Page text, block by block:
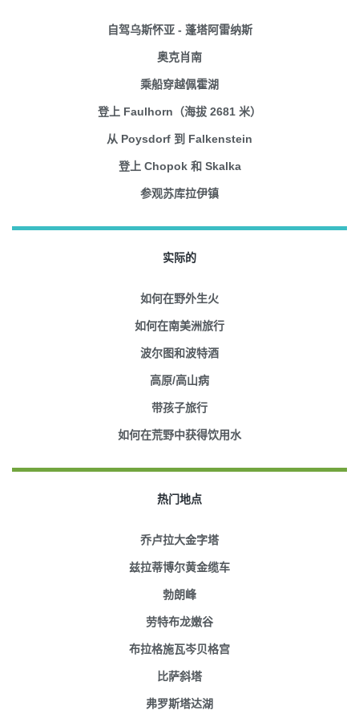
自驾乌斯怀亚 - 蓬塔阿雷纳斯
奥克肖南
乘船穿越佩霍湖
登上 Faulhorn（海拔 2681 米）
从 Poysdorf 到 Falkenstein
登上 Chopok 和 Skalka
参观苏库拉伊镇
实际的
如何在野外生火
如何在南美洲旅行
波尔图和波特酒
高原/高山病
带孩子旅行
如何在荒野中获得饮用水
热门地点
乔卢拉大金字塔
兹拉蒂博尔黄金缆车
勃朗峰
劳特布龙嫩谷
布拉格施瓦岑贝格宫
比萨斜塔
弗罗斯塔达湖